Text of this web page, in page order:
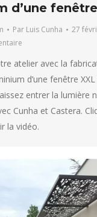
d’une
Par Luis Cunha
27
atelier avec la
d’une fenêtre
entrer la lumière
Cunha et Castera.
la vidéo.